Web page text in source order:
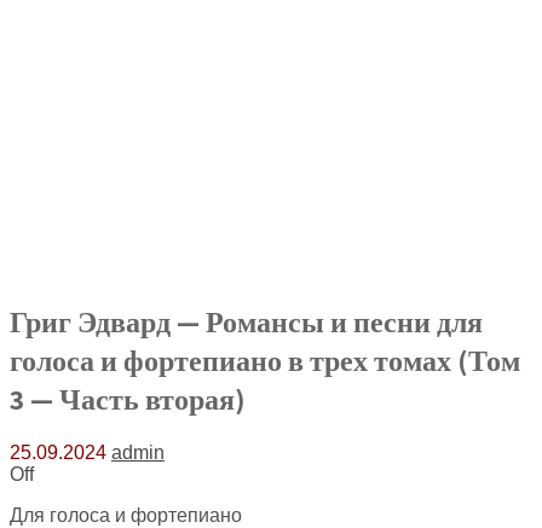
Григ Эдвард — Романсы и песни для
голоса и фортепиано в трех томах (Том
3 — Часть вторая)
25.09.2024 admin
Off
Для голоса и фортепиано